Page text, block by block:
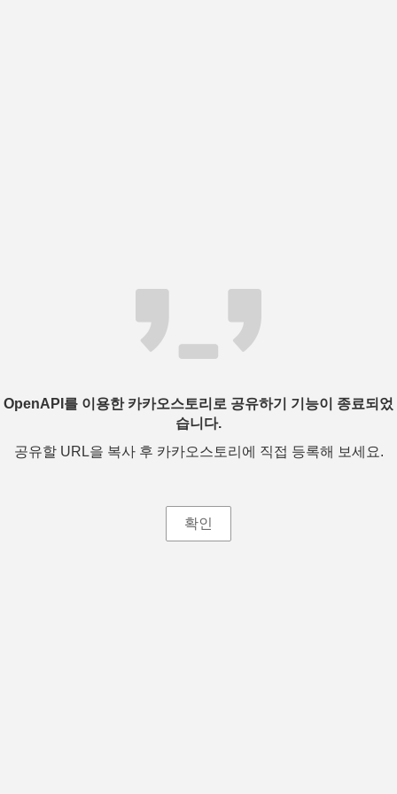
OpenAPI를 이용한 카카오스토리로 공유하기 기능이 종료되었
습니다.
공유할 URL을 복사 후 카카오스토리에 직접 등록해 보세요.
확인